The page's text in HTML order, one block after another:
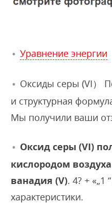
Уравнение энергии
Оксиды серы (VI）
и структурная
Мы получили ваши
Оксид серы (VI)
кислородом
ванадия (V). 4? + «„1
характеристики.